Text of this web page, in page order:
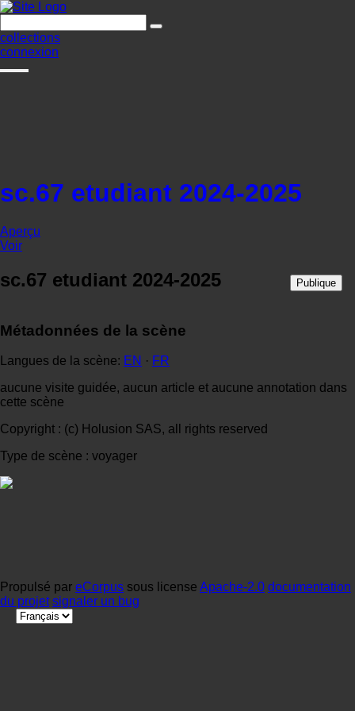
collections
connexion
sc.67 etudiant 2024-2025
Aperçu
Voir
sc.67 etudiant 2024-2025 Publique
Métadonnées de la scène
Langues de la scène: EN · FR
aucune visite guidée, aucun article et aucune annotation dans
cette scène
Copyright : (c) Holusion SAS, all rights reserved
Type de scène : voyager
Propulsé par eCorpus sous license Apache-2.0 documentation
du projet signaler un bug